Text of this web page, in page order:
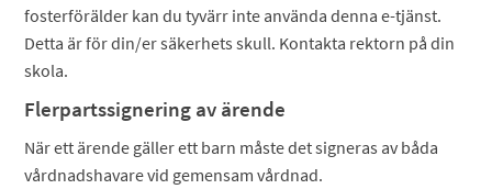
fosterförälder kan du tyvärr inte använda denna e-tjänst.
Detta är för din/er säkerhets skull. Kontakta rektorn på din
skola.
Flerpartssignering av ärende
När ett ärende gäller ett barn måste det signeras av båda
vårdnadshavare vid gemensam vårdnad.